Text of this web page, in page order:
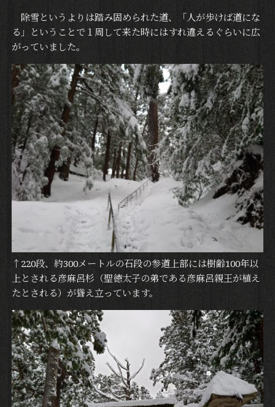
除雪というよりは踏み固められた道、「人が歩けば道にな
る」ということで１周して来た時にはすれ違えるぐらいに広
がっていました。
↑220段、約300メートルの石段の参道上部には樹齢100年以
上とされる彦麻呂杉（聖徳太子の弟である彦麻呂親王が植え
たとされる）が聳え立っています。